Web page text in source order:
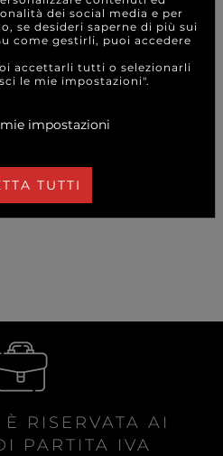
Etichetta adesiva
rotonda con scritta "H...
a partire da
DETTAGLI
RISERVATA AI
PARTITA IVA
dei social media e per
se desideri saperne di più sui
come gestirli, puoi accedere
accettarli tutti o selezionarli
le mie impostazioni".
impostazioni
TUTTI